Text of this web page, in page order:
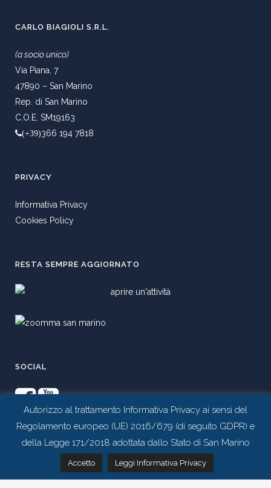
CARLO BIAGIOLI S.R.L.
(a socio unico)
Via Piana, 7
47890 – San Marino
Rep. di San Marino
C.O.E. SM19163
(+39)366 194 7818
PRIVACY
Informativa Privacy
Cookies Policy
RESTA SEMPRE AGGIORNATO
SOCIAL
Realizzato daStudio 99
Autorizzo al trattamento Informativa Privacy ai sensi del
Regolamento europeo (UE) 2016/679 (di seguito GDPR) e
della Legge 171/2018 adottata dallo Stato di San Marino
Accetto Leggi Informativa Privacy
Contattaci tramite whatsapp